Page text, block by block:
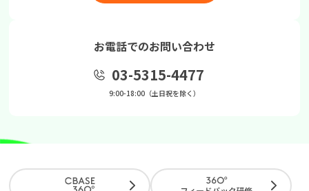
お電話でのお問い合わせ
03-5315-4477
9:00-18:00（土日祝を除く）